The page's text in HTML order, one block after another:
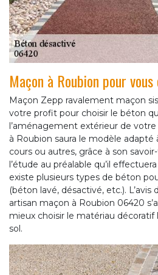
Maçon à Roubion pour
Maçon Zepp ravalement maçon
votre profit pour choisir le béton
l’aménagement extérieur de
à Roubion saura le modèle adapté
cours ou autres, grâce à son
l’étude au préalable qu’il
existe plusieurs types de béton
(béton lavé, désactivé, etc.). L’avis
artisan maçon à Roubion 06420
mieux choisir le matériau décoratif
sol.